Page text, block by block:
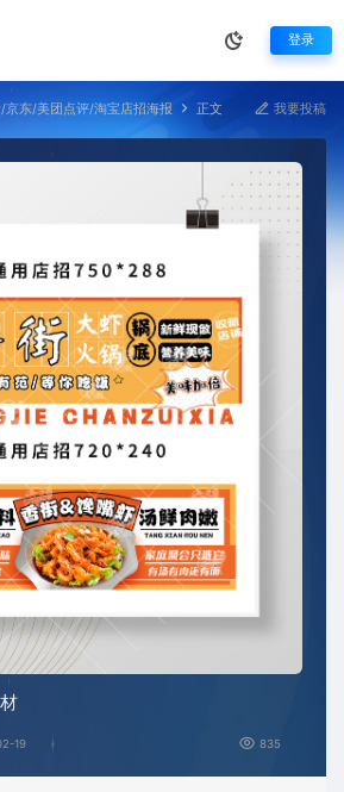
登录
京东/美团点评/淘宝店招海报 正文 我要投稿
19 835